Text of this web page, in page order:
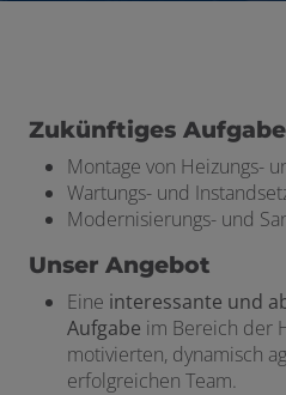
Zukünftiges
Montage von Heizungs-
Wartungs- und
Modernisierungs- und
Unser Angebot
Eine interessante und
Aufgabe im Bereich der
motivierten, dynamisch
erfolgreichen Team.